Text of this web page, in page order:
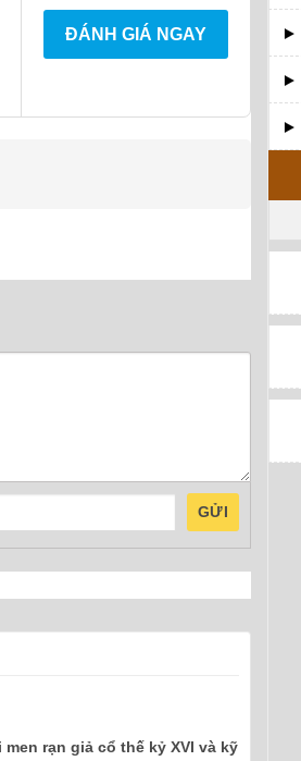
ĐÁNH GIÁ NGAY
GỬI
rạn giả cổ thế kỷ XVI và kỹ